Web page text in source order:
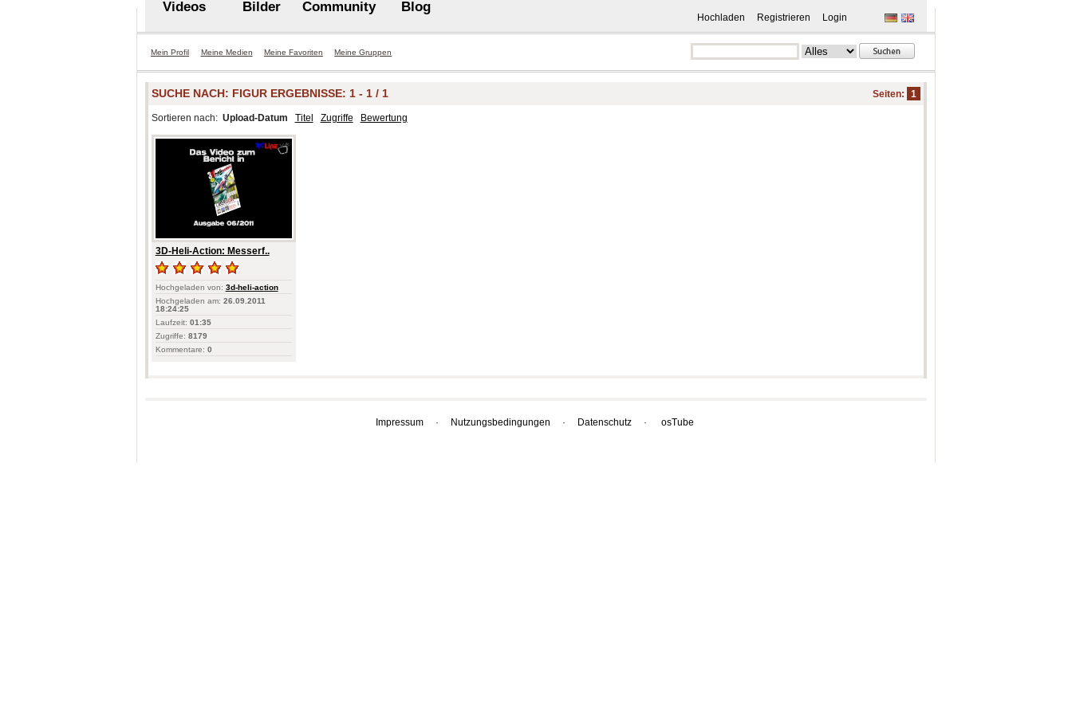
Hochladen Registrieren Login
Videos Bilder Community Blog
Mein Profil Meine Medien Meine Favoriten Meine Gruppen
Seiten: 1
SUCHE NACH: FIGUR ERGEBNISSE: 1 - 1 / 1
Sortieren nach: Upload-Datum Titel Zugriffe Bewertung
3D-Heli-Action: Messerf..
Hochgeladen von: 3d-heli-action
Hochgeladen am: 26.09.2011
18:24:25
Laufzeit: 01:35
Zugriffe: 8179
Kommentare: 0
Impressum · Nutzungsbedingungen · Datenschutz · osTube